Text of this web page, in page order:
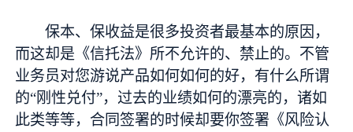
保本、保收益是很多投资者最基本的原因，
而这却是《信托法》所不允许的、禁止的。不管
业务员对您游说产品如何如何的好，有什么所谓
的“刚性兑付”，过去的业绩如何的漂亮的，诸如
此类等等，合同签署的时候却要你签署《风险认